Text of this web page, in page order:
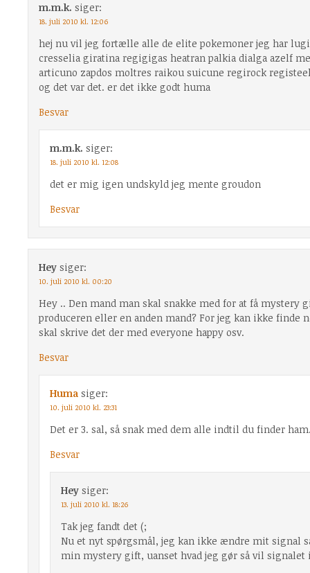
m.m.k. siger:
18. juli 2010 kl. 12:06
hej nu vil jeg fortælle alle de elite pokemoner jeg har
cresselia giratina regigigas heatran palkia dialga azelf
articuno zapdos moltres raikou suicune regirock
og det var det. er det ikke godt huma
Besvar
m.m.k. siger:
18. juli 2010 kl. 12:08
det er mig igen undskyld jeg mente groudon
Besvar
Hey siger:
10. juli 2010 kl. 00:20
Hey .. Den mand man skal snakke med for at få mystery
produceren eller en anden mand? For jeg kan ikke finde
skal skrive det der med everyone happy osv.
Besvar
Huma siger:
10. juli 2010 kl. 23:31
Det er 3. sal, så snak med dem alle indtil du finder
Besvar
Hey siger:
13. juli 2010 kl. 18:26
Tak jeg fandt det (;
Nu et nyt spørgsmål, jeg kan ikke ændre mit signal
min mystery gift, uanset hvad jeg gør så vil